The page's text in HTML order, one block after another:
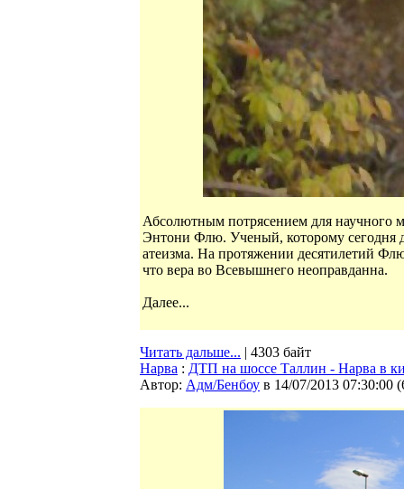
Абсолютным потрясением для научного
Энтони Флю. Ученый, которому сегодня
атеизма. На протяжении десятилетий
что вера во Всевышнего неоправданна.
Далее...
Читать дальше... | 4303 байт
Нарва : ДТП на шоссе Таллин - Нарва в
Автор: Адм/Бенбоу в 14/07/2013 07:30:00 (